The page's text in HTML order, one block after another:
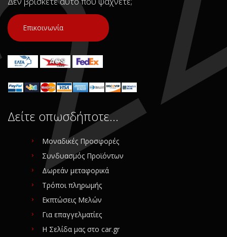
Νούμερο Αγγελίας (SKU):
Συνδεθείτε για αγορά
Επικοινωνία
Δείτε οπωσδήποτε…
Μοναδικές Προσφορές
Συνδυασμός Προϊόντων
Δωρεάν μεταφορικά
Τρόποι πληρωμής
Εκπτώσεις Μελών
Για επαγγελματίες
Η Σελίδα μας στο car.gr